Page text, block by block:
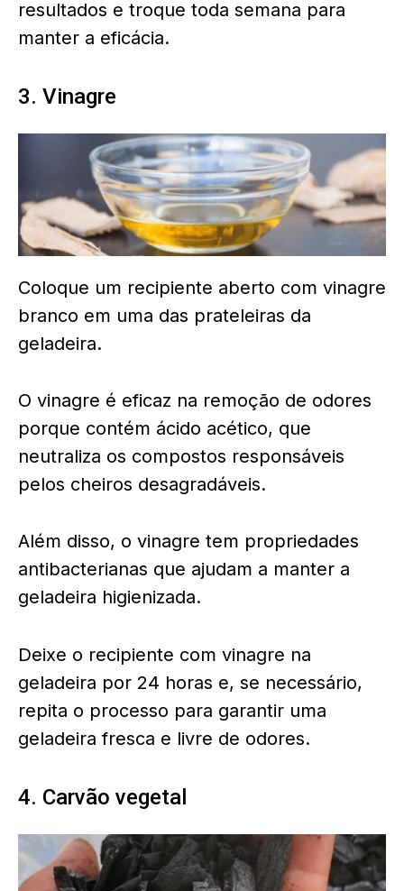
resultados e troque toda semana para
manter a eficácia.
3. Vinagre
Coloque um recipiente aberto com vinagre
branco em uma das prateleiras da
geladeira.
O vinagre é eficaz na remoção de odores
porque contém ácido acético, que
neutraliza os compostos responsáveis
pelos cheiros desagradáveis.
Além disso, o vinagre tem propriedades
antibacterianas que ajudam a manter a
geladeira higienizada.
Deixe o recipiente com vinagre na
geladeira por 24 horas e, se necessário,
repita o processo para garantir uma
geladeira fresca e livre de odores.
4. Carvão vegetal